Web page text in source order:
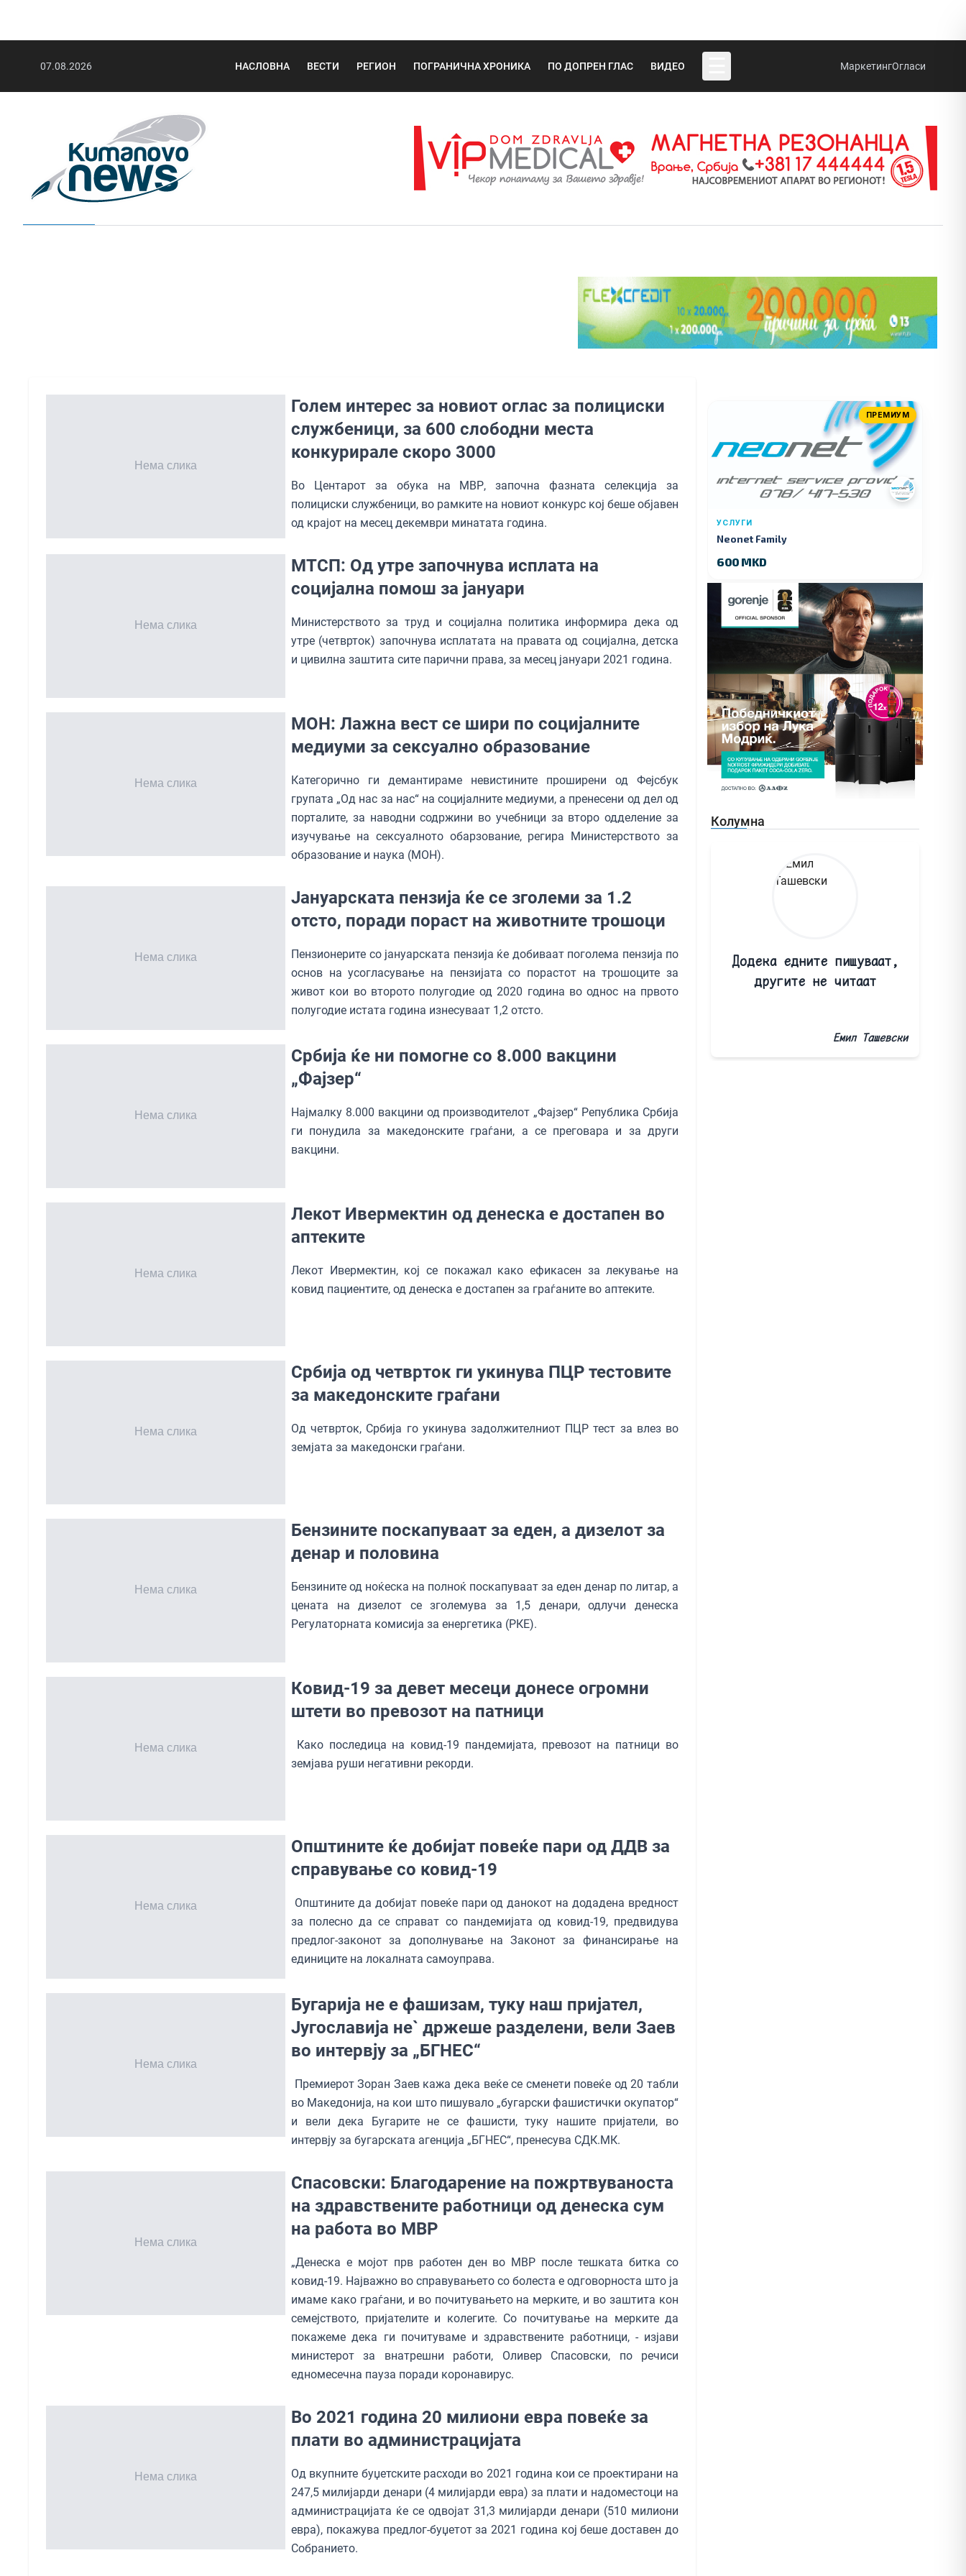
07.08.2026 НАСЛОВНА ВЕСТИ РЕГИОН ПОГРАНИЧНА ХРОНИКА ПО ДОПРЕН ГЛАС ВИДЕО МаркетингОгласи
Голем интерес за новиот оглас за полициски
службеници, за 600 слободни места
конкурирале скоро 3000
Во Центарот за обука на МВР, започна фазната селекција за
полициски службеници, во рамките на новиот конкурс кој беше објавен
од крајот на месец декември минатата година.
МТСП: Од утре започнува исплата на
социјална помош за јануари
Министерството за труд и социјална политика информира дека од
утре (четврток) започнува исплатата на правата од социјална, детска
и цивилна заштита сите парични прaва, за месец јануари 2021 година.
МОН: Лажна вест се шири по социјалните
медиуми за сексуално образование
Категорично ги демантираме невистините проширени од Фејсбук
групата „Од нас за нас“ на социјалните медиуми, а пренесени од дел од
порталите, за наводни содржини во учебници за второ одделение за
изучување на сексуалното обарзование, регира Министерството за
образование и наука (МОН).
Јануарската пензија ќе се зголеми за 1.2
отсто, поради пораст на животните трошоци
Пензионерите со јануарската пензија ќе добиваат поголема пензија по
основ на усогласување на пензијата со порастот на трошоците за
живот кои во второто полугодие од 2020 година во однос на првото
полугодие истата годинa изнесуваат 1,2 отсто.
Србија ќе ни помогне со 8.000 вакцини
„Фајзер“
Најмалку 8.000 вакцини од производителот „Фајзер“ Република Србија
ги понудила за македонските граѓани, а се преговара и за други
вакцини.
Лекот Ивермектин од денеска е достапен во
аптеките
Лекот Ивермектин, кој се покажал како ефикасен за лекување на
ковид пациентите, од денеска е достапен за граѓаните во аптеките.
Србија од четврток ги укинува ПЦР тестовите
за македонските граѓани
Од четврток, Србија го укинува задолжителниот ПЦР тест за влез во
земјата за македонски граѓани.
Бензините поскапуваат за еден, а дизелот за
денар и половина
Бензините од ноќеска на полноќ поскапуваат за еден денар по литар, а
цената на дизелот се зголемува за 1,5 денари, одлучи денеска
Регулаторната комисија за енергетика (РКЕ).
Ковид-19 за девет месеци донесе огромни
штети во превозот на патници
Како последица на ковид-19 пандемијата, превозот на патници во
земјава руши негативни рекорди.
Општините ќе добијат повеќе пари од ДДВ за
справување со ковид-19
Општините да добијат повеќе пари од данокот на додадена вредност
за полесно да се справат со пандемијата од ковид-19, предвидува
предлог-законот за дополнување на Законот за финансирање на
единиците на локалната самоуправа.
Бугарија не е фашизам, туку наш пријател,
Југославија не` држеше разделени, вели Заев
во интервју за „БГНЕС“
Премиерот Зоран Заев кажа дека веќе се сменети повеќе од 20 табли
во Македонија, на кои што пишувало „бугарски фашистички окупатор“
и вели дека Бугарите не се фашисти, туку нашите пријатели, во
интервју за бугарската агенција „БГНЕС“, пренесува СДК.МК.
Спасовски: Благодарение на пожртвуваноста
на здравствените работници од денеска сум
на работа во МВР
„Денеска е мојот прв работен ден во МВР после тешката битка со
ковид-19. Најважно во справувањето со болеста е одговорноста што ја
имаме како граѓани, и во почитувањето на мерките, и во заштита кон
семејството, пријателите и колегите. Со почитување на мерките да
покажеме дека ги почитуваме и здравствените работници, - изјави
министерот за внатрешни работи, Оливер Спасовски, по речиси
едномесечна пауза поради коронавирус.
Во 2021 година 20 милиони евра повеќе за
плати во администрацијата
Од вкупните буџетските расходи во 2021 година кои се проектирани на
247,5 милијарди денари (4 милијарди евра) за плати и надоместоци на
администрацијата ќе се одвојат 31,3 милијарди денари (510 милиони
евра), покажува предлог-буџетот за 2021 година кој беше доставен до
Собранието.
ПРЕМИУМ
УСЛУГИ
Neonet Family
600 MKD
Колумна
Додека едните пишуваат,
другите не читаат
Емил Ташевски